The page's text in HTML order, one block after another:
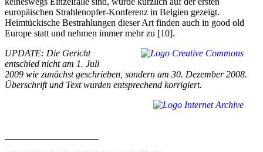
europäischen Strahlenopfer-Konferenz in Belgien gezeigt.
Heimtückische Bestrahlungen dieser Art finden auch in good old
Europe statt und nehmen immer mehr zu [10].
UPDATE: Die Gericht
entschied nicht am 1. Juli
2009 wie zunächst geschrieben, sondern am 30. Dezember 2008.
Überschrift und Text wurden entsprechend korrigiert.